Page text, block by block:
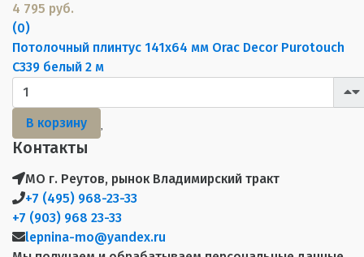
4 795 руб.
(0)
Потолочный плинтус 141х64 мм Orac Decor Purotouch
C339 белый 2 м
В корзину
Контакты
МО г. Реутов, рынок Владимирский тракт
+7 (495) 968-23-33
+7 (903) 968 23-33
lepnina-mo@yandex.ru